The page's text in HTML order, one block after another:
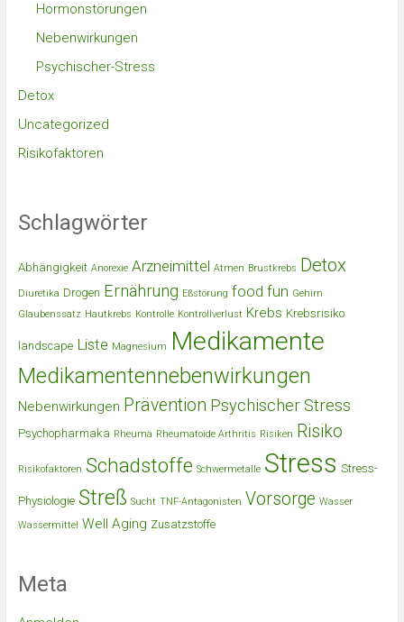
Hormonstörungen
Nebenwirkungen
Psychischer-Stress
Detox
Uncategorized
Risikofaktoren
Schlagwörter
Abhängigkeit Anorexie Arzneimittel Atmen Brustkrebs Detox
Diuretika Drogen Ernährung Eßstörung food fun Gehirn
Glaubenssatz Hautkrebs Kontrolle Kontrollverlust Krebs Krebsrisiko
landscape Liste Magnesium Medikamente
Medikamentennebenwirkungen
Nebenwirkungen Prävention Psychischer Stress
Psychopharmaka Rheuma Rheumatoide Arthritis Risiken Risiko
Risikofaktoren Schadstoffe Schwermetalle Stress Stress-
Physiologie Streß Sucht TNF-Antagonisten Vorsorge Wasser
Wassermittel Well Aging Zusatzstoffe
Meta